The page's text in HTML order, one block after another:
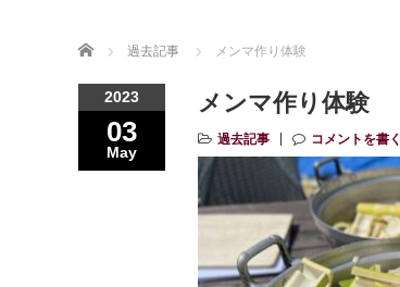
Home 過去記事 メンマ作り体験
2023
03
May
メンマ作り体験
過去記事 コメントを書く